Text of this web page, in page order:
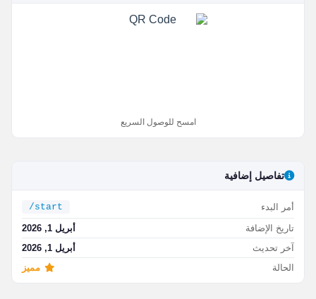
امسح للوصول السريع
تفاصيل إضافية
أمر البدء
/start
تاريخ الإضافة
أبريل 1, 2026
آخر تحديث
أبريل 1, 2026
الحالة
مميز